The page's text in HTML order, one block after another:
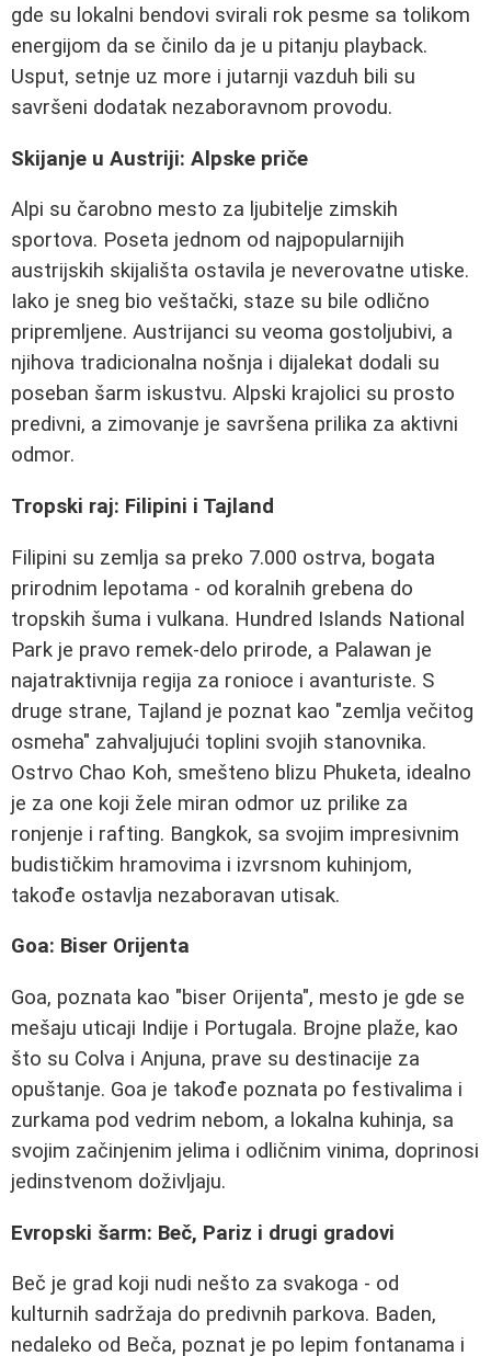
gde su lokalni bendovi svirali rok pesme sa tolikom
energijom da se činilo da je u pitanju playback.
Usput, setnje uz more i jutarnji vazduh bili su
savršeni dodatak nezaboravnom provodu.
Skijanje u Austriji: Alpske priče
Alpi su čarobno mesto za ljubitelje zimskih
sportova. Poseta jednom od najpopularnijih
austrijskih skijališta ostavila je neverovatne utiske.
Iako je sneg bio veštački, staze su bile odlično
pripremljene. Austrijanci su veoma gostoljubivi, a
njihova tradicionalna nošnja i dijalekat dodali su
poseban šarm iskustvu. Alpski krajolici su prosto
predivni, a zimovanje je savršena prilika za aktivni
odmor.
Tropski raj: Filipini i Tajland
Filipini su zemlja sa preko 7.000 ostrva, bogata
prirodnim lepotama - od koralnih grebena do
tropskih šuma i vulkana. Hundred Islands National
Park je pravo remek-delo prirode, a Palawan je
najatraktivnija regija za ronioce i avanturiste. S
druge strane, Tajland je poznat kao "zemlja večitog
osmeha" zahvaljujući toplini svojih stanovnika.
Ostrvo Chao Koh, smešteno blizu Phuketa, idealno
je za one koji žele miran odmor uz prilike za
ronjenje i rafting. Bangkok, sa svojim impresivnim
budističkim hramovima i izvrsnom kuhinjom,
takođe ostavlja nezaboravan utisak.
Goa: Biser Orijenta
Goa, poznata kao "biser Orijenta", mesto je gde se
mešaju uticaji Indije i Portugala. Brojne plaže, kao
što su Colva i Anjuna, prave su destinacije za
opuštanje. Goa je takođe poznata po festivalima i
zurkama pod vedrim nebom, a lokalna kuhinja, sa
svojim začinjenim jelima i odličnim vinima, doprinosi
jedinstvenom doživljaju.
Evropski šarm: Beč, Pariz i drugi gradovi
Beč je grad koji nudi nešto za svakoga - od
kulturnih sadržaja do predivnih parkova. Baden,
nedaleko od Beča, poznat je po lepim fontanama i